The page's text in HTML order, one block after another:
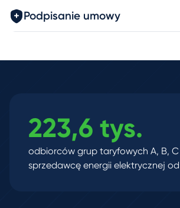
Podpisanie umowy
223,6 tys.
odbiorców grup taryfowych A, B, C
sprzedawcę energii elektrycznej od